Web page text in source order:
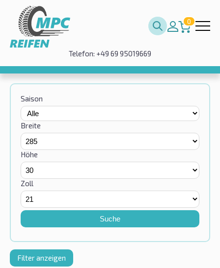
0
Telefon: +49 69 95019669
Saison
Breite
Höhe
Zoll
Suche
Filter anzeigen